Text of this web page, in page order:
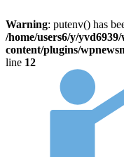
Warning: putenv() has
/home/users6/y/
content/plugins/
line 12